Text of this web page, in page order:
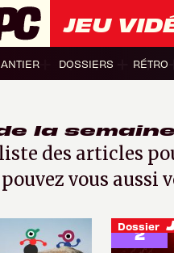
JEU
DOSSIERS RÉTRO
la semaine
des articles
pouvez vous
2
Dossier
73 votes